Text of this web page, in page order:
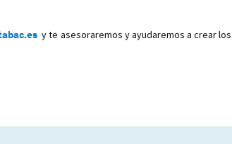
y te asesoraremos y ayudaremos a crear